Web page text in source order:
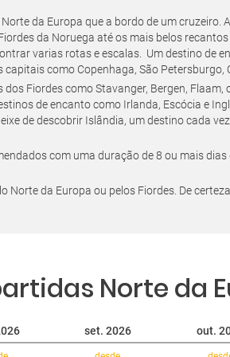
da Europa que a bordo de um cruzeiro.
da Noruega até os mais belos
varias rotas e escalas. Um destino de
como Copenhaga, São Petersburgo,
Fiordes como Stavanger, Bergen, Flaam,
de encanto como Irlanda, Escócia e
de descobrir Islândia, um destino cada
com uma duração de 8 ou mais
Norte da Europa ou pelos Fiordes. De
Norte da
set. 2026 out.